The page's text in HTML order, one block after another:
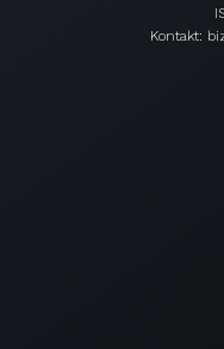
Kontakt: